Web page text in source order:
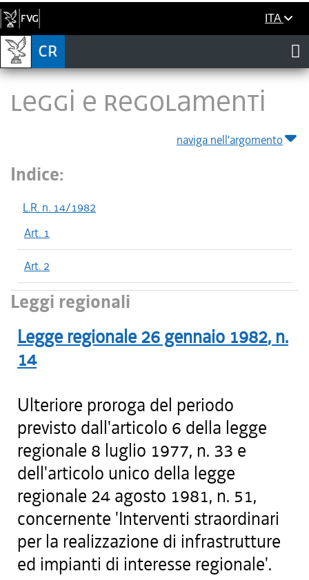
ITA
LEGGI E REGOLAMENTI
naviga nell'argomento
Indice:
L.R. n. 14/1982
Art. 1
Art. 2
Leggi regionali
Legge regionale 26 gennaio 1982, n.
14
Ulteriore proroga del periodo
previsto dall'articolo 6 della legge
regionale 8 luglio 1977, n. 33 e
dell'articolo unico della legge
regionale 24 agosto 1981, n. 51,
concernente 'Interventi straordinari
per la realizzazione di infrastrutture
ed impianti di interesse regionale'.